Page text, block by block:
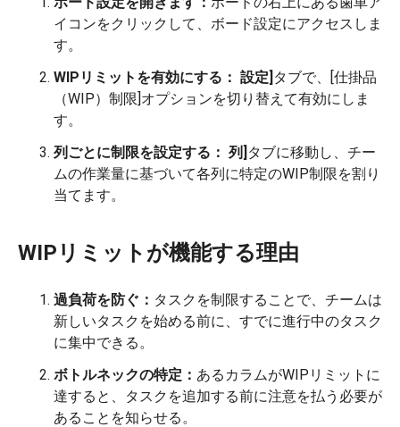
イコンをクリックして、ボード設定にアクセスしま
す。
WIPリミットを有効にする： 設定] タブで、[仕掛品
（WIP）制限]オプションを切り替えて有効にしま
す。
列ごとに制限を設定する： 列] タブに移動し、チー
ムの作業量に基づいて各列に特定のWIP制限を割り
当てます。
WIPリミットが機能する理由
過負荷を防ぐ： タスクを制限することで、チームは
新しいタスクを始める前に、すでに進行中のタスク
に集中できる。
ボトルネックの特定： あるカラムがWIPリミットに
達すると、タスクを追加する前に注意を払う必要が
あることを知らせる。